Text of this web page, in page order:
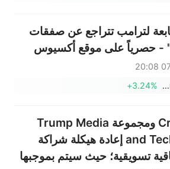
لترامب تتراجع عن صفقات
- حصرياً على موقع أكسيوس
07/
Trump Media & Technology Group Corp.
+3.24%
تعتزم Crypto.com ومجموعة Trump Media
and Technology Group إعادة هيكلة شراكة
تسويقية؛ حيث سيتم بموجبها